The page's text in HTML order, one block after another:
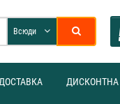
Всюди